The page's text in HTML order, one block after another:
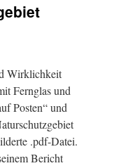
Wirklichkeit
Fernglas und
Posten“ und
.pdf-Datei.
Bericht